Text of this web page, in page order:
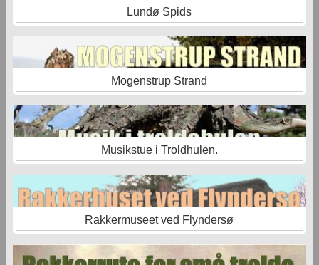
Lundø Spids
Mogenstrup Strand
Musikstue i Troldhulen.
Rakkermuseet ved Flyndersø